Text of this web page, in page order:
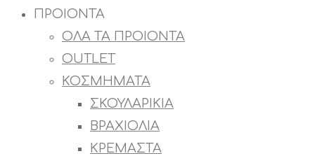
ΠΡΟΙΟΝΤΑ
ΟΛΑ ΤΑ ΠΡΟΙΟΝΤΑ
OUTLET
ΚΟΣΜΗΜΑΤΑ
ΣΚΟΥΛΑΡΙΚΙΑ
ΒΡΑΧΙΟΛΙΑ
ΚΡΕΜΑΣΤΑ